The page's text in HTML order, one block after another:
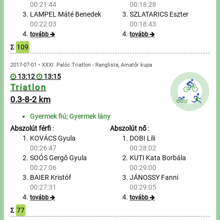
Hírek
Útmutató
GY.I.K.
Időmérés
Rendező, szervező
Kapcsolat
Írjon nekünk!
Partnerek, támogatók
00:21:44
LAMPEL Máté Benedek
00:22:03
tovább
00:18:28
SZLATARICS Eszter
00:18:43
tovább
Σ 109
2017-07-01 • XXXI. Palóc Triatlon - Ranglista, Amatőr kupa
13:12 13:15
Triatlon
0.3-8-2 km
Gyermek fiú; Gyermek lány
Abszolút férfi :
KOVÁCS Gyula
00:26:47
SOÓS Gergő Gyula
00:27:06
BAIER Kristóf
00:27:31
tovább
Abszolút nő:
DOBI Lili
00:28:02
KUTI Kata Borbála
00:29:00
JÁNOSSY Fanni
00:29:05
tovább
Σ 77